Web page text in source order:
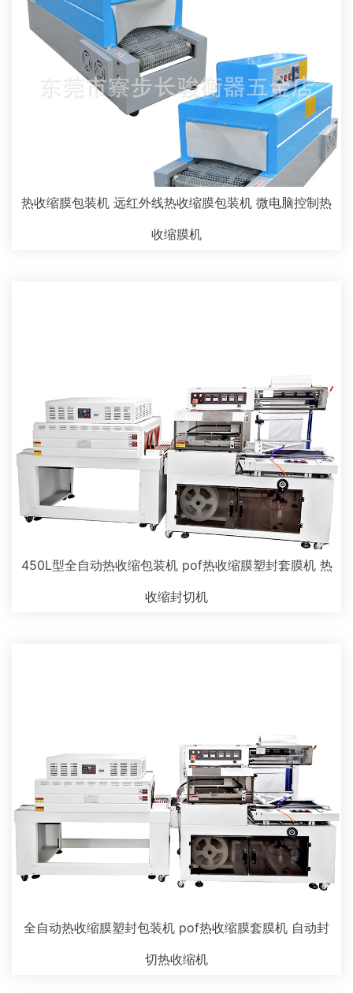
热收缩膜包装机 远红外线热收缩膜包装机 微电脑控制热
收缩膜机
450L型全自动热收缩包装机 pof热收缩膜塑封套膜机 热
收缩封切机
全自动热收缩膜塑封包装机 pof热收缩膜套膜机 自动封
切热收缩机